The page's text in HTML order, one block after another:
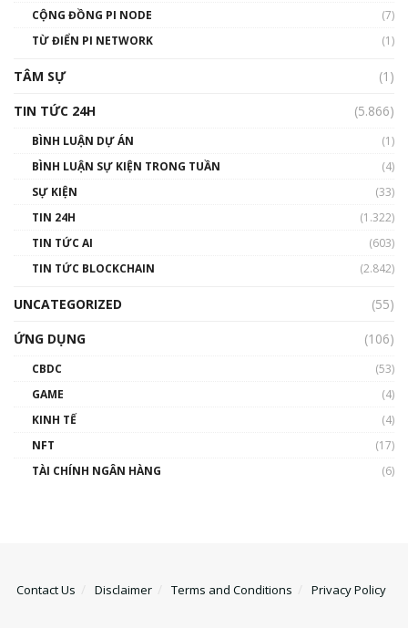
Talkshow 14: MemeCoin – Trò đùa tỷ đô
01:29:26
CỘNG ĐỒNG PI NODE
(7)
TỪ ĐIỂN PI NETWORK
(1)
TÂM SỰ
(1)
TIN TỨC 24H
(5.866)
BÌNH LUẬN DỰ ÁN
(1)
BÌNH LUẬN SỰ KIỆN TRONG TUẦN
(4)
SỰ KIỆN
(33)
TIN 24H
(1.322)
TIN TỨC AI
(603)
TIN TỨC BLOCKCHAIN
(2.842)
UNCATEGORIZED
(55)
ỨNG DỤNG
(106)
CBDC
(53)
GAME
(4)
KINH TẾ
(4)
NFT
(17)
TÀI CHÍNH NGÂN HÀNG
(6)
Contact Us Disclaimer Terms and Conditions Privacy Policy